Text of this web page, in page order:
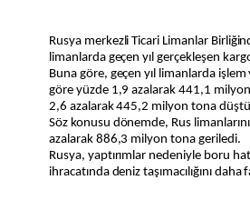
Rusya merkezli Ticari Limanlar Birliğinden yapılan açıklamada, ülkedeki
limanlarda geçen yıl gerçekleşen
Buna göre, geçen yıl limanlarda
göre yüzde 1,9 azalarak 441,1
2,6 azalarak 445,2 milyon tona
Söz konusu dönemde, Rus
azalarak 886,3 milyon tona geriledi.
Rusya, yaptırımlar nedeniyle boru
ihracatında deniz taşımacılığını